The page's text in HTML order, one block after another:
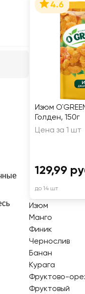
4.6
Изюм
Голден, 150г
Цена за 1 шт
129,99
до 14 шт
Изюм
Манго
Финик
Чернослив
Банан
Курага
Фруктово-
Фруктовый